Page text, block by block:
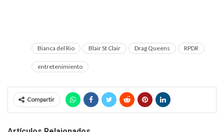
Bianca del Rio Blair St Clair Drag Queens RPDR
entretenimiento
Compartir